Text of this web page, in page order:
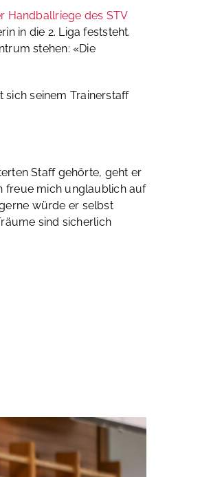
Handballriege des STV
in die 2. Liga feststeht.
stehen: «Die
seinem Trainerstaff
Staff gehörte, geht er
freue mich unglaublich auf
würde er selbst
sind sicherlich